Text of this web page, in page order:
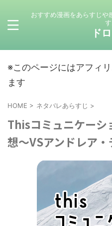
おすすめ漫画をあらすじや
す
ド
※このページにはアフィ
ます
HOME > ネタバレあらすじ >
Thisコミュニケーシ
想～VSアンドレア